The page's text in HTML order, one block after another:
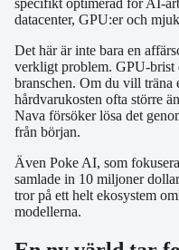
specifikt optimerad för AI-
datacenter, GPU:er och
Det här är inte bara en
verkligt problem. GPU-brist
branschen. Om du vill träna
hårdvarukosten ofta större
Nava försöker lösa det
från början.
Även Poke AI, som
samlade in 10 miljoner
tror på ett helt ekosystem
modellerna.